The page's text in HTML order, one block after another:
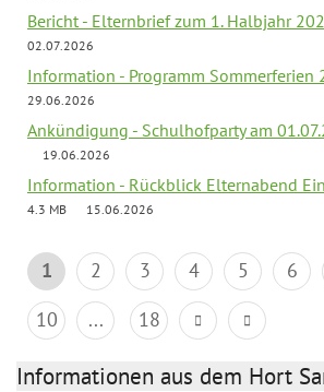
Bericht - Elternbrief zum 1. Halbjahr
02.07.2026
Information - Programm Sommerferien
29.06.2026
Ankündigung - Schulhofparty am
19.06.2026
Information - Rückblick Elternabend
4.3 MB
15.06.2026
1 2 3 4 5 6
10
... 18
Informationen aus dem Hort